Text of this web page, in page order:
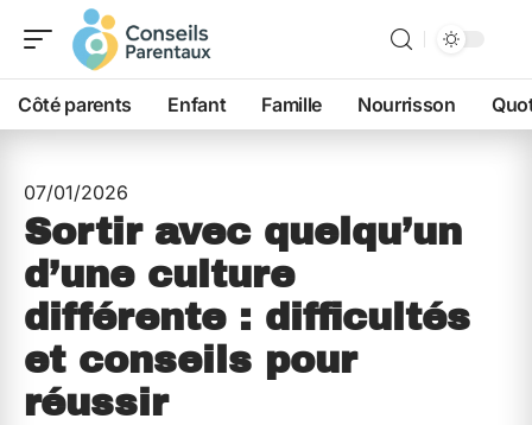
Côté parents Enfant Famille Nourrisson
07/01/2026
Sortir avec quelqu’un
d’une culture
différente : difficultés
et conseils pour
réussir